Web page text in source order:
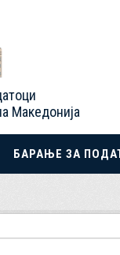
Македонија
БАРАЊЕ ЗА